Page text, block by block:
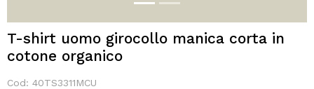
T-shirt uomo girocollo manica corta in
cotone organico
Cod: 40TS3311MCU